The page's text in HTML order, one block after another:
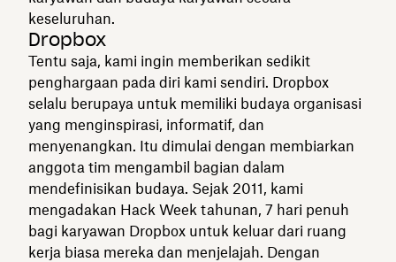
keseluruhan.
Dropbox
Tentu saja, kami ingin memberikan sedikit
penghargaan pada diri kami sendiri. Dropbox
selalu berupaya untuk memiliki budaya organisasi
yang menginspirasi, informatif, dan
menyenangkan. Itu dimulai dengan membiarkan
anggota tim mengambil bagian dalam
mendefinisikan budaya. Sejak 2011, kami
mengadakan Hack Week tahunan, 7 hari penuh
bagi karyawan Dropbox untuk keluar dari ruang
kerja biasa mereka dan menjelajah. Dengan